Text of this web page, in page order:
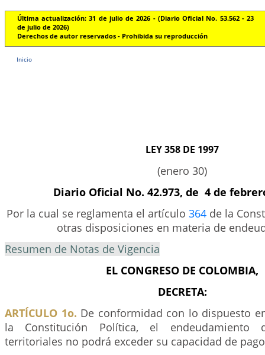
Última actualización: 31 de julio de 2026 - (Diario Oficial No. 53.562 - 23
de julio de 2026)
Derechos de autor reservados - Prohibida su reproducción
Inicio
LEY 358 DE 1997
(enero 30)
Diario Oficial No. 42.973, de 4 de
Por la cual se reglamenta el artículo 364de la
otras disposiciones en materia de
Resumen de Notas de Vigencia
EL CONGRESO DE COLOMBIA,
DECRETA:
ARTÍCULO 1o. De conformidad con lo dispuesto
la Constitución Política, el endeudamiento
territoriales no podrá exceder su capacidad de